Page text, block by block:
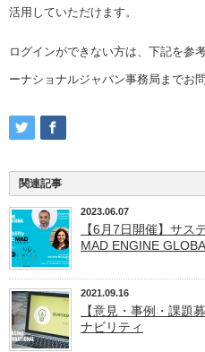
活用していただけます。
ログインができない方は、下記を参
ーナショナルジャパン事務局までお
関連記事
2023.06.07
【6月7日開催】サ
MAD ENGINE
2021.09.16
【意見・事例・課題
ナビリティ